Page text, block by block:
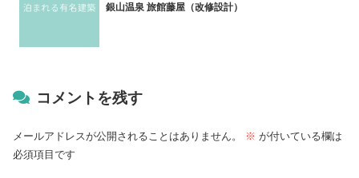
銀山温泉 旅館藤屋（改修設計）
コメントを残す
メールアドレスが公開されることはありません。 ※ が付いている欄は
必須項目です